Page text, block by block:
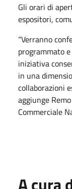
Gli orari di
espositori,
“Verranno
programmato
iniziativa
in una
collaborazioni
aggiunge
Commerciale